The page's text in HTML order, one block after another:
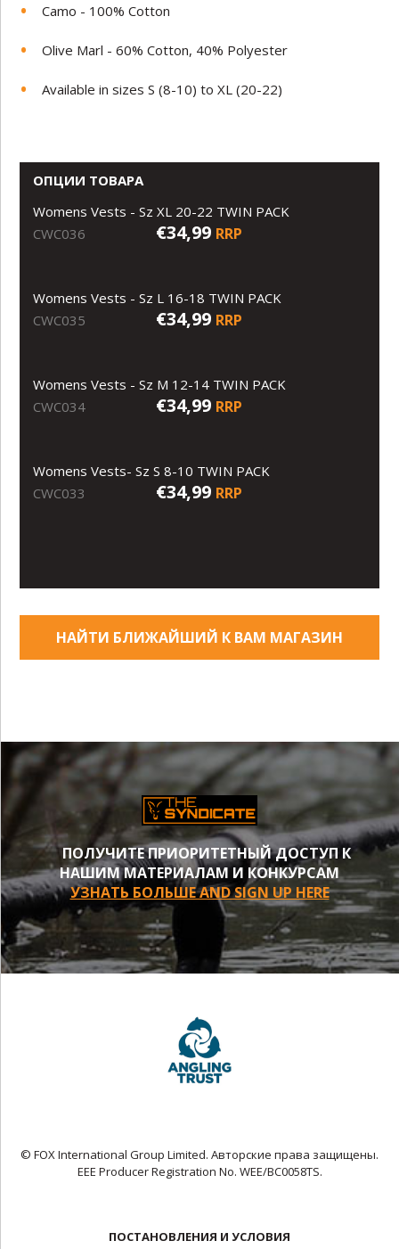
Camo - 100% Cotton
Olive Marl - 60% Cotton, 40% Polyester
Available in sizes S (8-10) to XL (20-22)
ОПЦИИ ТОВАРА
Womens Vests - Sz XL 20-22 TWIN PACK
CWC036
€34,99 RRP
Womens Vests - Sz L 16-18 TWIN PACK
CWC035
€34,99 RRP
Womens Vests - Sz M 12-14 TWIN PACK
CWC034
€34,99 RRP
Womens Vests- Sz S 8-10 TWIN PACK
CWC033
€34,99 RRP
НАЙТИ БЛИЖАЙШИЙ К ВАМ МАГАЗИН
ПОЛУЧИТЕ ПРИОРИТЕТНЫЙ ДОСТУП К
НАШИМ МАТЕРИАЛАМ И КОНКУРСАМ
УЗНАТЬ БОЛЬШЕ AND SIGN UP HERE
© FOX International Group Limited. Авторские права защищены.
EEE Producer Registration No. WEE/BC0058TS.
ПОСТАНОВЛЕНИЯ И УСЛОВИЯ